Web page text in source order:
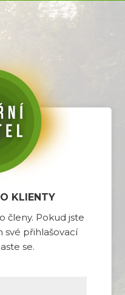
KLIENTY
členy. Pokud jste
své přihlašovací
se.